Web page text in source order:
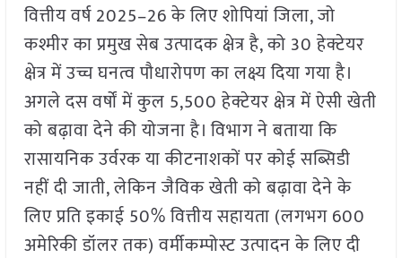
वित्तीय वर्ष 2025–26 के लिए शोपियां जिला, जो
कश्मीर का प्रमुख सेब उत्पादक क्षेत्र है, को 30 हेक्टेयर
क्षेत्र में उच्च घनत्व पौधारोपण का लक्ष्य दिया गया है।
अगले दस वर्षों में कुल 5,500 हेक्टेयर क्षेत्र में ऐसी खेती
को बढ़ावा देने की योजना है। विभाग ने बताया कि
रासायनिक उर्वरक या कीटनाशकों पर कोई सब्सिडी
नहीं दी जाती, लेकिन जैविक खेती को बढ़ावा देने के
लिए प्रति इकाई 50% वित्तीय सहायता (लगभग 600
अमेरिकी डॉलर तक) वर्मीकम्पोस्ट उत्पादन के लिए दी